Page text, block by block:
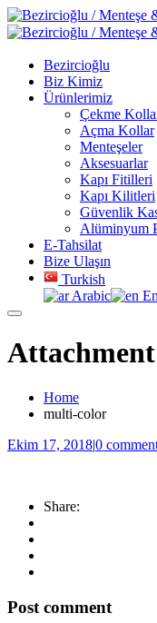
Bezircioğlu
Biz Kimiz
Ürünlerimiz
Çekme
Açma Kollar
Menteşeler
Aksesuarlar
Kapı Fitilleri
Kapı Kilitleri
Güvenlik
Alüminyum
E-Tahsilat
Bize Ulaşın
Turkish
Arabic
Home
multi-color
Ekim 17, 2018|0
Share:
Post comment